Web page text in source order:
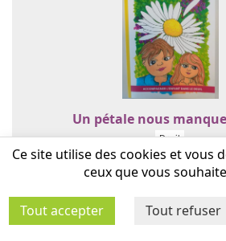
Un pétale nous
Deuil
Egaloisirs — Filles et garçons
de l'égalité
Ce site utilise des cookies et vous
ceux que vous
Tout accepter Tout refuser